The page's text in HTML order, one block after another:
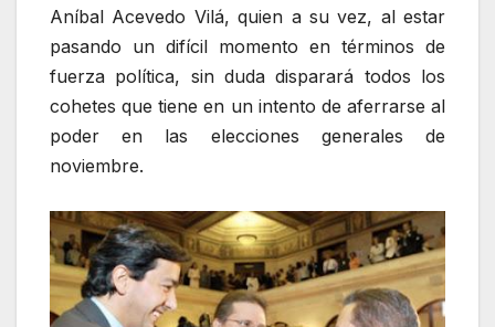
Aníbal Acevedo Vilá, quien a su vez, al estar
pasando un difícil momento en términos de
fuerza política, sin duda disparará todos los
cohetes que tiene en un intento de aferrarse al
poder en las elecciones generales de
noviembre.